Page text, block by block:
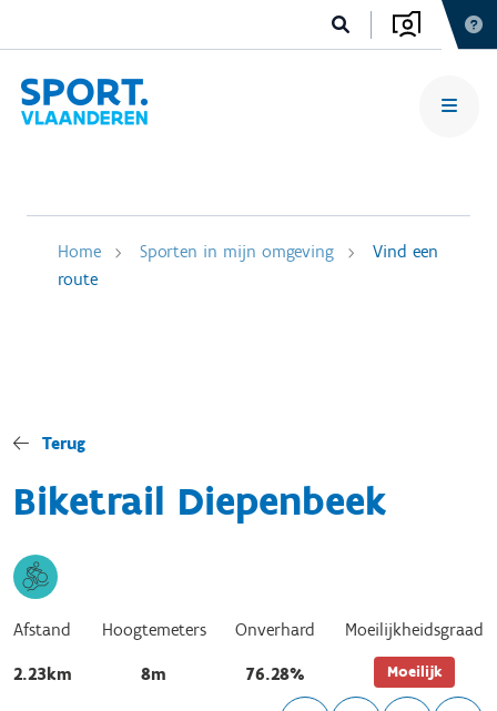
Home Sporten in mijn omgeving
Vind een
route
Terug
Biketrail Diepenbeek
Afstand
2.23km
Hoogtemeters
8m
Onverhard
76.28%
Moeilijkheidsgraad
Moeilijk